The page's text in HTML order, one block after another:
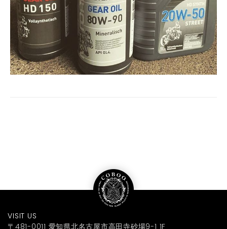
VISIT US
〒481-0011 愛知県北名古屋市高田寺砂場9-1 1F